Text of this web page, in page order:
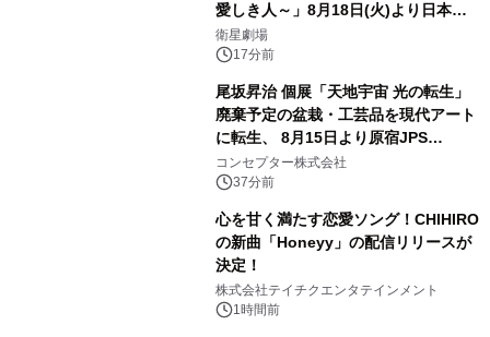
愛しき人～」8月18日(火)より日本初
放送！YouTubeにて8月11日(火)より
第1話期間限定公開！CS衛星劇場
衛星劇場
17分前
尾坂昇治 個展「天地宇宙 光の転生」
廃棄予定の盆栽・工芸品を現代アート
に転生、 8月15日より原宿JPS
Galleryにて約30点を展示
コンセプター株式会社
37分前
心を甘く満たす恋愛ソング！CHIHIRO
の新曲「Honeyy」の配信リリースが
決定！
株式会社テイチクエンタテインメント
1時間前